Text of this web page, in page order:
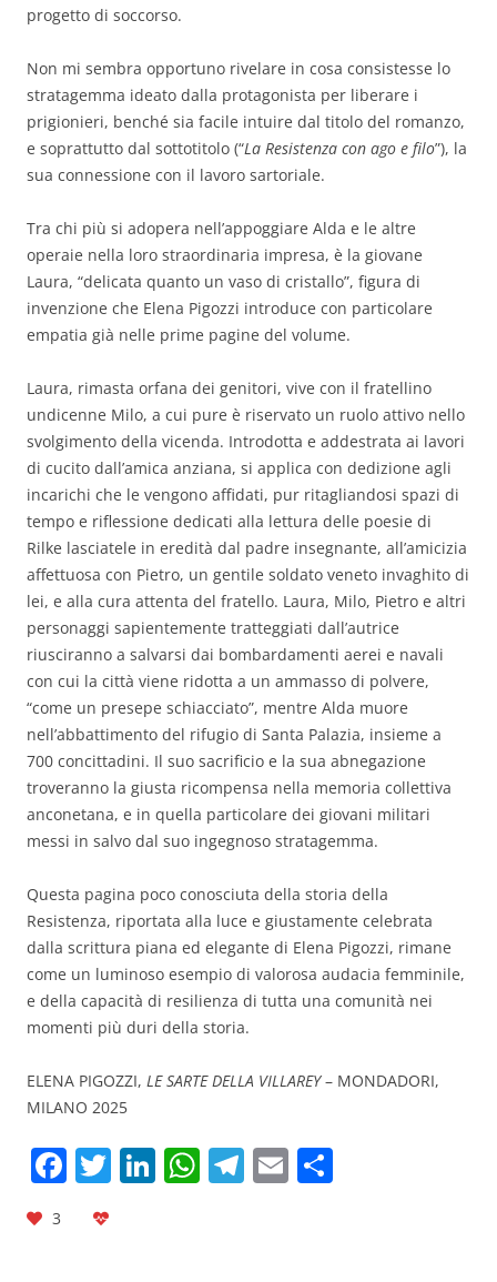
progetto di soccorso.
Non mi sembra opportuno rivelare in cosa consistesse lo
stratagemma ideato dalla protagonista per liberare i
prigionieri, benché sia facile intuire dal titolo del romanzo,
e soprattutto dal sottotitolo (“La Resistenza con ago e filo”), la
sua connessione con il lavoro sartoriale.
Tra chi più si adopera nell’appoggiare Alda e le altre
operaie nella loro straordinaria impresa, è la giovane
Laura, “delicata quanto un vaso di cristallo”, figura di
invenzione che Elena Pigozzi introduce con particolare
empatia già nelle prime pagine del volume.
Laura, rimasta orfana dei genitori, vive con il fratellino
undicenne Milo, a cui pure è riservato un ruolo attivo nello
svolgimento della vicenda. Introdotta e addestrata ai lavori
di cucito dall’amica anziana, si applica con dedizione agli
incarichi che le vengono affidati, pur ritagliandosi spazi di
tempo e riflessione dedicati alla lettura delle poesie di
Rilke lasciatele in eredità dal padre insegnante, all’amicizia
affettuosa con Pietro, un gentile soldato veneto invaghito di
lei, e alla cura attenta del fratello. Laura, Milo, Pietro e altri
personaggi sapientemente tratteggiati dall’autrice
riusciranno a salvarsi dai bombardamenti aerei e navali
con cui la città viene ridotta a un ammasso di polvere,
“come un presepe schiacciato”, mentre Alda muore
nell’abbattimento del rifugio di Santa Palazia, insieme a
700 concittadini. Il suo sacrificio e la sua abnegazione
troveranno la giusta ricompensa nella memoria collettiva
anconetana, e in quella particolare dei giovani militari
messi in salvo dal suo ingegnoso stratagemma.
Questa pagina poco conosciuta della storia della
Resistenza, riportata alla luce e giustamente celebrata
dalla scrittura piana ed elegante di Elena Pigozzi, rimane
come un luminoso esempio di valorosa audacia femminile,
e della capacità di resilienza di tutta una comunità nei
momenti più duri della storia.
ELENA PIGOZZI, LE SARTE DELLA VILLAREY– MONDADORI,
MILANO 2025
F T Li W T E
3